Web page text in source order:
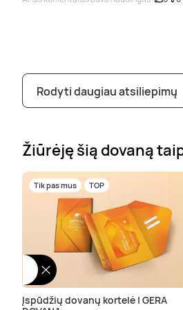
Rodyti daugiau atsiliepimų
Žiūrėję šią dovaną
Tik pas mus TOP
Įspūdžių dovanų kortelė | GERA